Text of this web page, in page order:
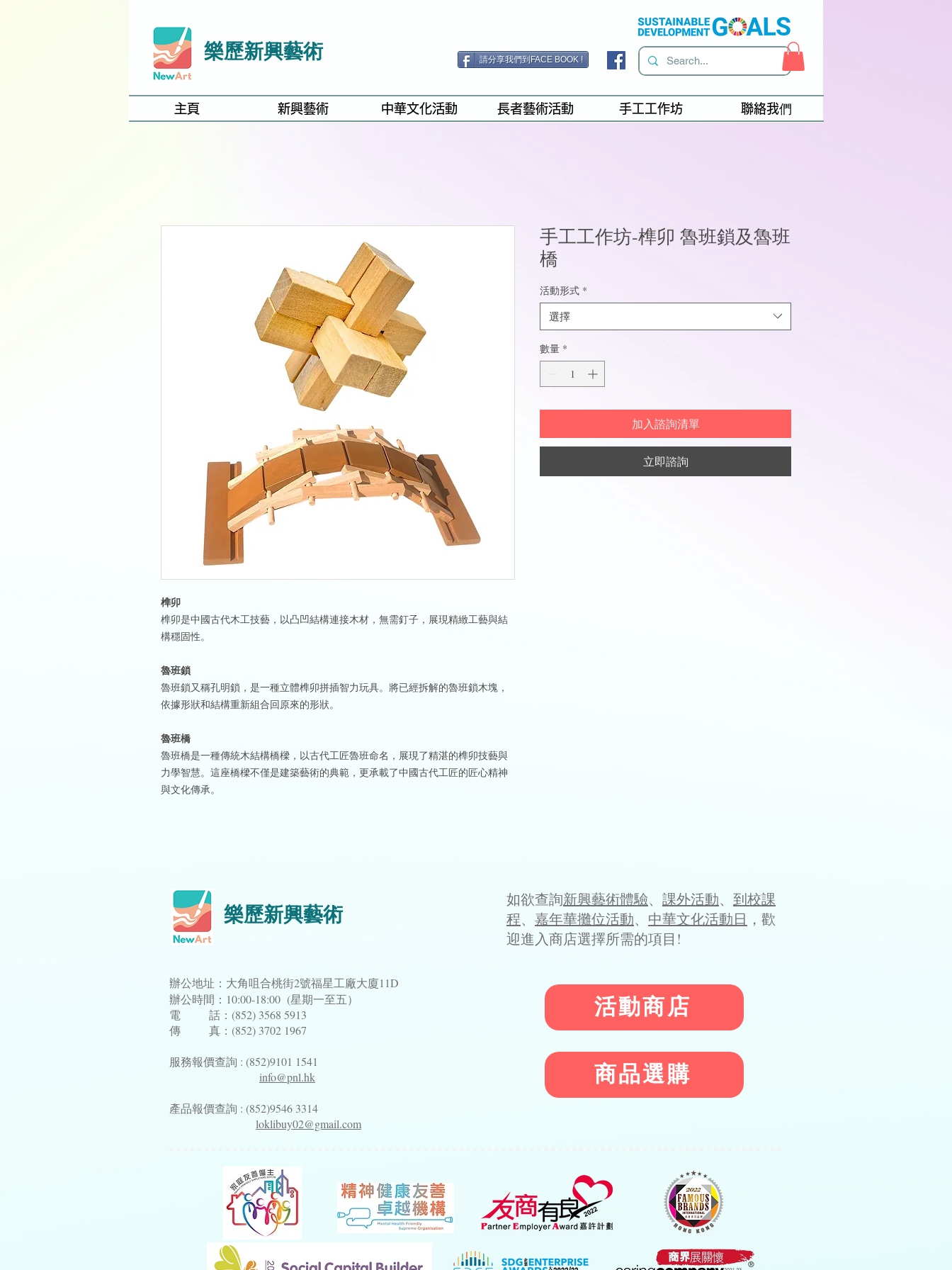
樂歷新興藝術 請分享我們到FACE BOOK !
主頁 新興藝術 中華文化活動 長者藝術活動 手工工作坊 聯絡我們
榫卯
榫卯是中國古代木工技藝，以凸凹結構連接木材，無需釘子，展現精緻工藝與結
構穩固性。
魯班鎖
魯班鎖又稱孔明鎖，是一種立體榫卯拼插智力玩具。將已經拆解的魯班鎖木塊，
依據形狀和結構重新組合回原來的形狀。
魯班橋
魯班橋是一種傳統木結構橋樑，以古代工匠魯班命名，展現了精湛的榫卯技藝與
力學智慧。這座橋樑不僅是建築藝術的典範，更承載了中國古代工匠的匠心精神
與文化傳承。
手工工作坊-榫卯 魯班鎖及魯班
橋
活動形式 *
選擇
數量 *
加入諮詢清單
立即諮詢
樂歷新興藝術
辦公地址：大角咀合桃街2號福星工廠大廈11D
辦公時間：10:00-18:00 (星期一至五）
電 話：(852) 3568 5913
傳 真：(852) 3702 1967
服務報價查詢 : (852)9101 1541
info@pnl.hk
產品報價查詢 : (852)9546 3314
loklibuy02@gmail.com
如欲查詢新興藝術體驗、 課外活動、 到校課
程、 嘉年華攤位活動、 中華文化活動日 ，歡
迎進入商店選擇所需的項目!
活動商店
商品選購